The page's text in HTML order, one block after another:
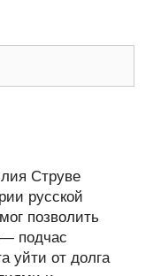
Струве
русской
позволить
подчас
уйти от долга